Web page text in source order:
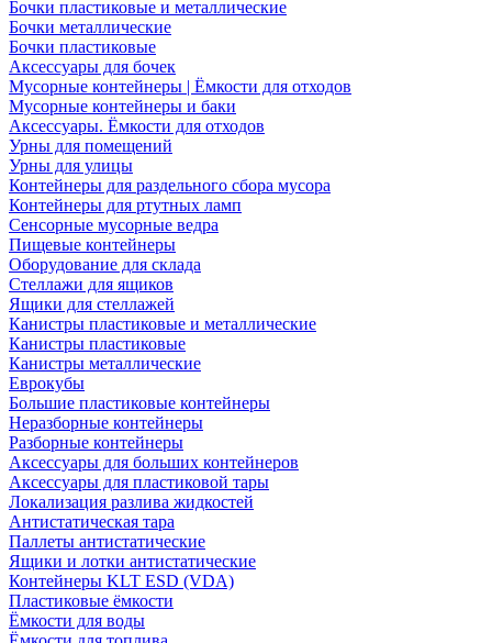
Бочки пластиковые и металлические
Бочки металлические
Бочки пластиковые
Аксессуары для бочек
Мусорные контейнеры | Ёмкости для отходов
Мусорные контейнеры и баки
Аксессуары. Ёмкости для отходов
Урны для помещений
Урны для улицы
Контейнеры для раздельного сбора мусора
Контейнеры для ртутных ламп
Сенсорные мусорные ведра
Пищевые контейнеры
Оборудование для склада
Стеллажи для ящиков
Ящики для стеллажей
Канистры пластиковые и металлические
Канистры пластиковые
Канистры металлические
Еврокубы
Большие пластиковые контейнеры
Неразборные контейнеры
Разборные контейнеры
Аксессуары для больших контейнеров
Аксессуары для пластиковой тары
Локализация разлива жидкостей
Антистатическая тара
Паллеты антистатические
Ящики и лотки антистатические
Контейнеры KLT ESD (VDA)
Пластиковые ёмкости
Ёмкости для воды